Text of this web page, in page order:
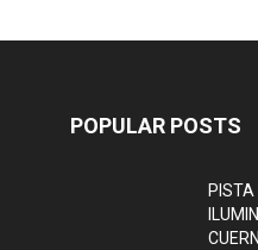
POPULAR POSTS